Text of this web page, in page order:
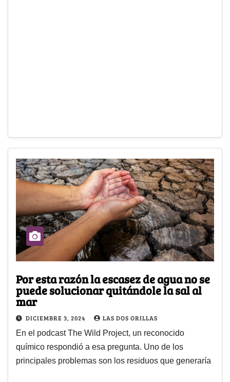
Por esta razón la escasez de agua no se
puede solucionar quitándole la sal al
mar
DICIEMBRE 3, 2024 LAS DOS ORILLAS
En el podcast The Wild Project, un reconocido
químico respondió a esa pregunta. Uno de los
principales problemas son los residuos que generaría